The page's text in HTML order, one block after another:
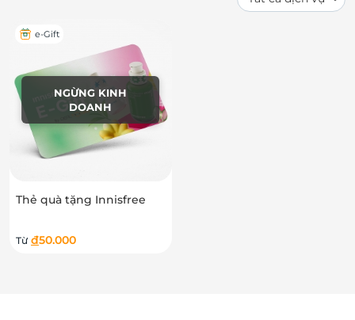
NGỪNG KINH
DOANH
e-Gift
Thẻ quà tặng Innisfree
Từ đ50.000